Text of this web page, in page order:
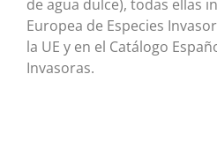
de agua dulce), todas ellas
Europea de Especies
la UE y en el Catálogo
Invasoras.